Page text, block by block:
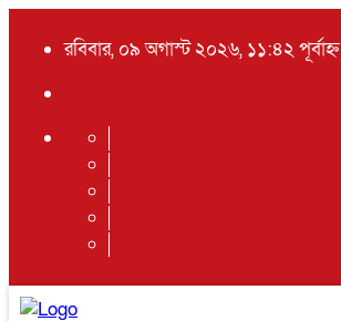
রবিবার, ০৯ অগাস্ট ২০২৬, ১১:৪২ পূর্বাহ্ন